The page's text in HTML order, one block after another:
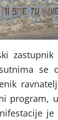
se
program,
je